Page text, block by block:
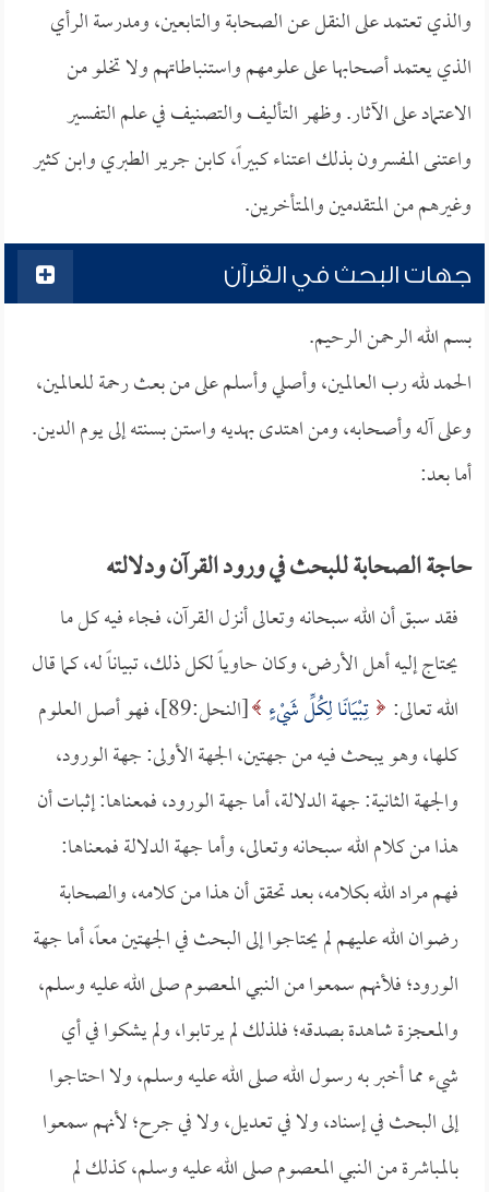
والذي تعتمد على النقل عن الصحابة والتابعين، ومدرسة الرأي
الذي يعتمد أصحابها على علومهم واستنباطاتهم ولا تخلو من
الاعتماد على الآثار. وظهر التأليف والتصنيف في علم التفسير
واعتنى المفسرون بذلك اعتناء كبيراً، كابن جرير الطبري وابن كثير
وغيرهم من المتقدمين والمتأخرين.
جهات البحث في القرآن
بسم الله الرحمن الرحيم.
الحمد لله رب العالمين، وأصلي وأسلم على من بعث رحمة للعالمين،
وعلى آله وأصحابه، ومن اهتدى بهديه واستن بسنته إلى يوم الدين.
أما بعد:
حاجة الصحابة للبحث في ورود القرآن ودلالته
فقد سبق أن الله سبحانه وتعالى أنزل القرآن، فجاء فيه كل ما
يحتاج إليه أهل الأرض، وكان حاوياً لكل ذلك، تبياناً له، كما قال
الله تعالى: تِبْيَانًا لِكُلِّ شَيْءٍ
[النحل:89]، فهو أصل العلوم
كلها، وهو يبحث فيه من جهتين، الجهة الأولى: جهة الورود،
والجهة الثانية: جهة الدلالة، أما جهة الورود، فمعناها: إثبات أن
هذا من كلام الله سبحانه وتعالى، وأما جهة الدلالة فمعناها:
فهم مراد الله بكلامه، بعد تحقق أن هذا من كلامه، والصحابة
رضوان الله عليهم لم يحتاجوا إلى البحث في الجهتين معاً، أما جهة
الورود؛ فلأنهم سمعوا من النبي المعصوم صلى الله عليه وسلم،
والمعجزة شاهدة بصدقه؛ فلذلك لم يرتابوا، ولم يشكوا في أي
شيء مما أخبر به رسول الله صلى الله عليه وسلم، ولا احتاجوا
إلى البحث في إسناد، ولا في تعديل، ولا في جرح؛ لأنهم سمعوا
بالمباشرة من النبي المعصوم صلى الله عليه وسلم، كذلك لم